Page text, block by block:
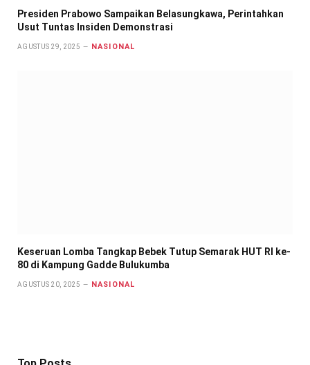
Presiden Prabowo Sampaikan Belasungkawa, Perintahkan
Usut Tuntas Insiden Demonstrasi
AGUSTUS 29, 2025 NASIONAL
Keseruan Lomba Tangkap Bebek Tutup Semarak HUT RI ke-
80 di Kampung Gadde Bulukumba
AGUSTUS 20, 2025 NASIONAL